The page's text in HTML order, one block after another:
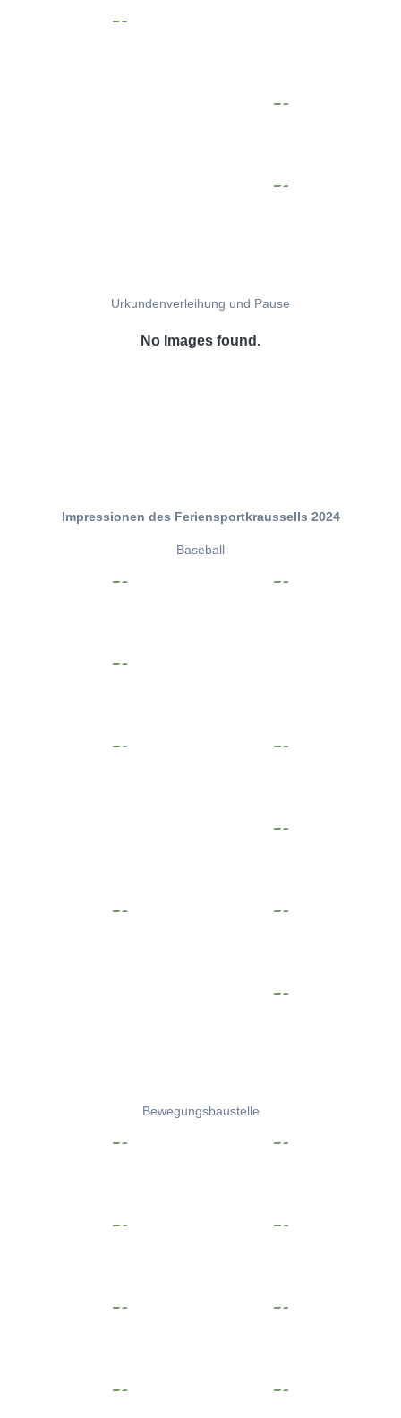
Urkundenverleihung und Pause
No Images found.
Impressionen des Feriensportkraussells 2024
Baseball
Bewegungsbaustelle